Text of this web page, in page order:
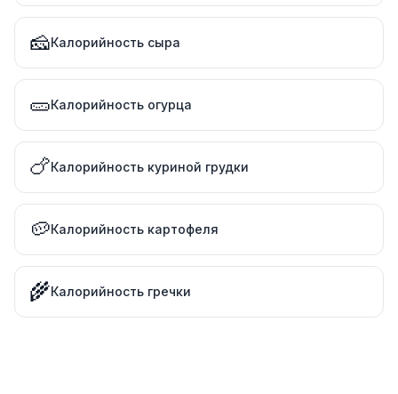
🧀Калорийность сыра
🥒Калорийность огурца
🍗Калорийность куриной грудки
🥔Калорийность картофеля
🌾Калорийность гречки